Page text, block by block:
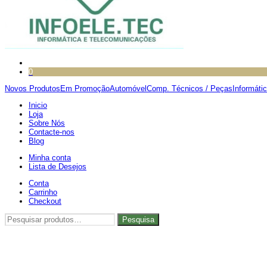
0
Novos Produtos Em PromoçãoAutomóvel Comp. Técnicos / Peças
Inicio
Loja
Sobre Nós
Contacte-nos
Blog
Minha conta
Lista de Desejos
Conta
Carrinho
Checkout
Pesquisar
por:
Pesquisa